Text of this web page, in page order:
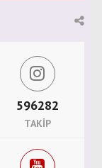
596282
TAKIP